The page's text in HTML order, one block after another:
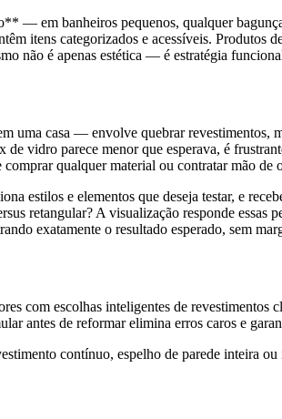
— em banheiros pequenos, qualquer
itens categorizados e acessíveis.
não é apenas estética — é estratégia
uma casa — envolve quebrar
vidro parece menor que esperava, é
qualquer material ou contratar mão de
estilos e elementos que deseja testar, e
retangular? A visualização responde
exatamente o resultado esperado, sem
com escolhas inteligentes de
antes de reformar elimina erros caros e
contínuo, espelho de parede inteira